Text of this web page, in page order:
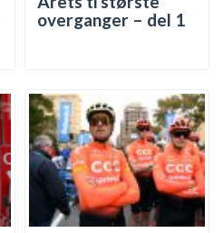
overganger – del 1